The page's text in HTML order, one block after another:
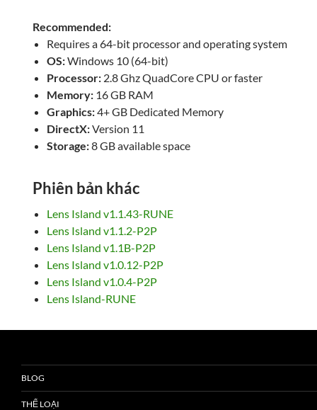
Recommended:
Requires a 64-bit processor and operating system
OS:Windows 10 (64-bit)
Processor: 2.8 Ghz QuadCore CPU or faster
Memory: 16 GB RAM
Graphics:4+ GB Dedicated Memory
DirectX:Version 11
Storage:8 GB available space
Phiên bản khác
Lens Island v1.1.43-RUNE
Lens Island v1.1.2-P2P
Lens Island v1.1B-P2P
Lens Island v1.0.12-P2P
Lens Island v1.0.4-P2P
Lens Island-RUNE
BLOG
THỂ LOẠI